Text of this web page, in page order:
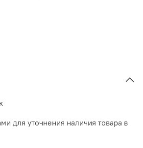
для уточнения наличия товара в